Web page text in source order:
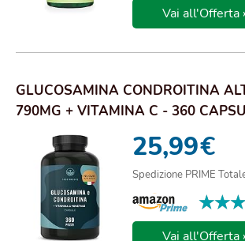
Vai all'Offerta
GLUCOSAMINA CONDROITINA
790MG + VITAMINA C - 360
(CONTRIBUISCE ... 25,99€
Spedizione PRIME
Vai all'Offerta